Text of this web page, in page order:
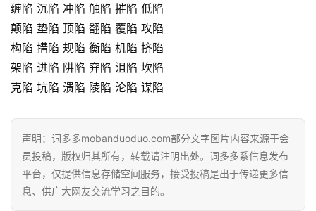
缠陷 沉陷 冲陷 触陷 摧陷 低陷
颠陷 垫陷 顶陷 翻陷 覆陷 攻陷
构陷 搆陷 规陷 衡陷 机陷 挤陷
架陷 进陷 阱陷 穽陷 沮陷 坎陷
克陷 坑陷 溃陷 陵陷 沦陷 谋陷
声明：词多多mobanduoduo.com部分文字图片内容来源于会
员投稿，版权归其所有，转载请注明出处。词多多系信息发布
平台，仅提供信息存储空间服务，接受投稿是出于传递更多信
息、供广大网友交流学习之目的。